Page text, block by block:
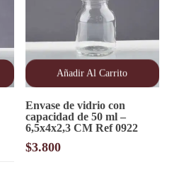
Añadir Al Carrito
Envase de vidrio con
capacidad de 50 ml –
6,5x4x2,3 CM Ref 0922
$3.800